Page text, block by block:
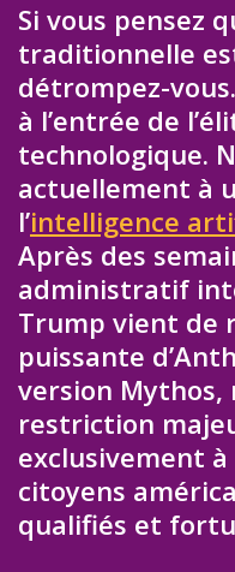
Si vous pensez
traditionnelle
détrompez-
à l’entrée de
technologique.
actuellement à
l’intelligence
Après des
administratif
Trump vient de
puissante
version Mythos,
restriction
exclusivement
citoyens
qualifiés et